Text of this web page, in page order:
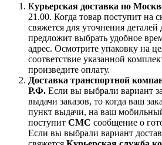
Курьерская доставка по
21.00. Когда товар поступит на
свяжется для уточнения
предложит выбрать удобное
адрес. Осмотрите упаковку на
соответствие указанной
произведите оплату.
Доставка транспортной
Р.Ф. Если вы выбрали вариант
выдачи заказов, то когда ваш
пункт выдачи, на ваш
поступит СМС сообщение о
Если вы выбрали вариант